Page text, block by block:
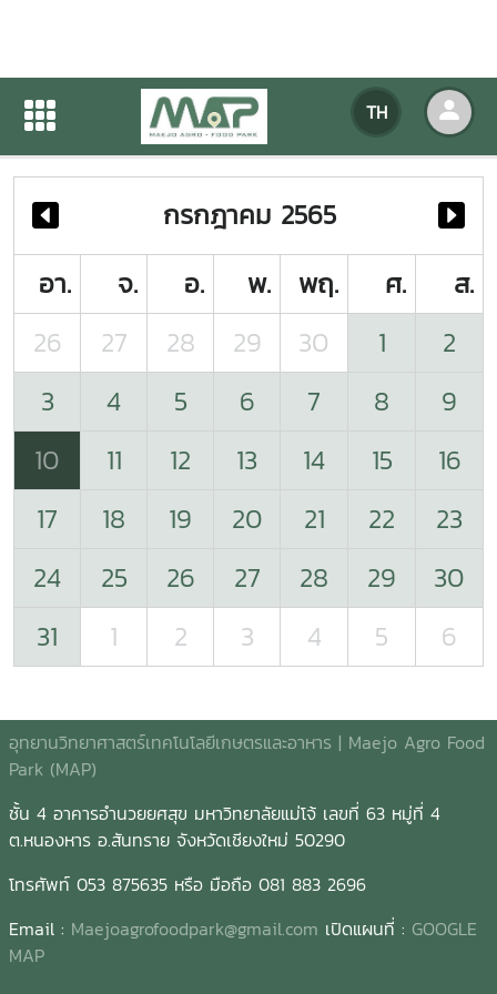
TH
ปฏิทินกิจกรรมของหน่วยงาน
ปฏิทินกิจกรรมของหน่วยงาน
กรกฎาคม 2565
อา.
จ. อ. พ. พฤ. ศ.
ส.
26
27 28 29 30 1
2
3
4 5 6 7 8
9
10
11 12 13 14 15
16
17
18 19 20 21 22
23
24
25 26 27 28 29
30
31
1 2 3 4 5 6
อุทยานวิทยาศาสตร์เทคโนโลยีเกษตรและอาหาร | Maejo Agro Food
Park (MAP)
ชั้น 4 อาคารอำนวยยศสุข มหาวิทยาลัยแม่โจ้ เลขที่ 63 หมู่ที่ 4
ต.หนองหาร อ.สันทราย จังหวัดเชียงใหม่ 50290
โทรศัพท์ 053 875635 หรือ มือถือ 081 883 2696
Email : Maejoagrofoodpark@gmail.com เปิดแผนที่ : GOOGLE
MAP